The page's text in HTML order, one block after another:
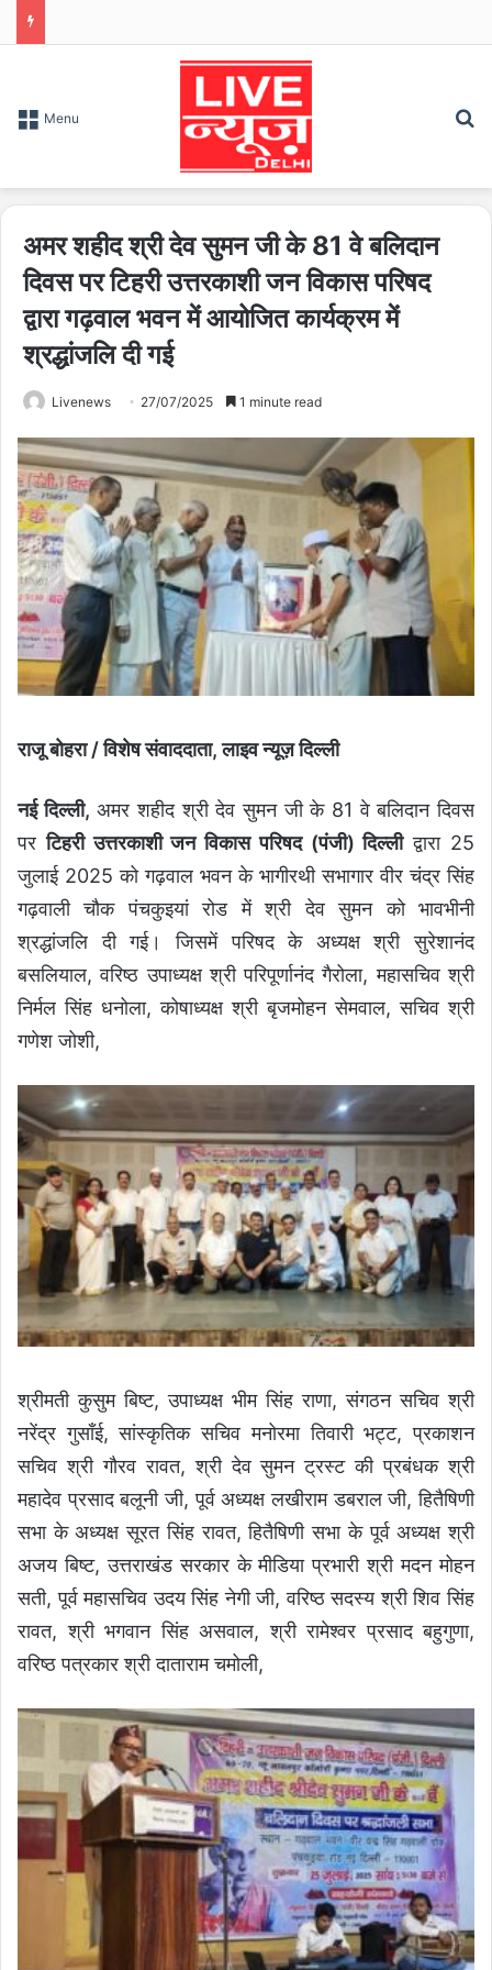
Menu
अमर शहीद श्री देव सुमन जी के 81 वे बलिदान
दिवस पर टिहरी उत्तरकाशी जन विकास परिषद
द्वारा गढ़वाल भवन में आयोजित कार्यक्रम में
श्रद्धांजलि दी गई
Livenews 27/07/2025 1 minute read
राजू बोहरा / विशेष संवाददाता, लाइव न्यूज़ दिल्ली
नई दिल्ली, अमर शहीद श्री देव सुमन जी के 81 वे बलिदान दिवस
परटिहरी उत्तरकाशी जन विकास परिषद (पंजी) दिल्लीद्वारा 25
जुलाई 2025 को गढ़वाल भवन के भागीरथी सभागार वीर चंद्र सिंह
गढ़वाली चौक पंचकुइयां रोड में श्री देव सुमन को भावभीनी
श्रद्धांजलि दी गई। जिसमें परिषद के अध्यक्ष श्री सुरेशानंद
बसलियाल, वरिष्ठ उपाध्यक्ष श्री परिपूर्णानंद गैरोला, महासचिव श्री
निर्मल सिंह धनोला, कोषाध्यक्ष श्री बृजमोहन सेमवाल, सचिव श्री
गणेश जोशी,
श्रीमती कुसुम बिष्ट, उपाध्यक्ष भीम सिंह राणा, संगठन सचिव श्री
नरेंद्र गुसाँई, सांस्कृतिक सचिव मनोरमा तिवारी भट्ट, प्रकाशन
सचिव श्री गौरव रावत, श्री देव सुमन ट्रस्ट की प्रबंधक श्री
महादेव प्रसाद बलूनी जी, पूर्व अध्यक्ष लखीराम डबराल जी, हितैषिणी
सभा के अध्यक्ष सूरत सिंह रावत, हितैषिणी सभा के पूर्व अध्यक्ष श्री
अजय बिष्ट, उत्तराखंड सरकार के मीडिया प्रभारी श्री मदन मोहन
सती, पूर्व महासचिव उदय सिंह नेगी जी, वरिष्ठ सदस्य श्री शिव सिंह
रावत, श्री भगवान सिंह असवाल, श्री रामेश्वर प्रसाद बहुगुणा,
वरिष्ठ पत्रकार श्री दाताराम चमोली,